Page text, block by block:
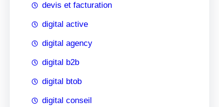
devis et facturation
digital active
digital agency
digital b2b
digital btob
digital conseil